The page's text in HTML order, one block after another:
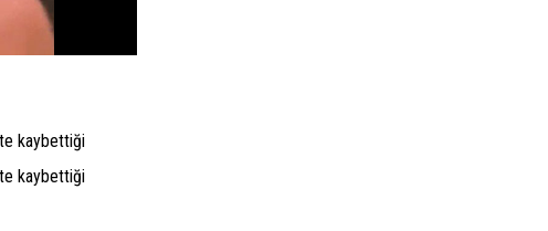
kaybettiği
kaybettiği